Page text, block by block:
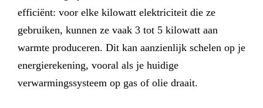
efficiënt: voor elke kilowatt elektriciteit die ze
gebruiken, kunnen ze vaak 3 tot 5 kilowatt aan
warmte produceren. Dit kan aanzienlijk schelen op je
energierekening, vooral als je huidige
verwarmingssysteem op gas of olie draait.